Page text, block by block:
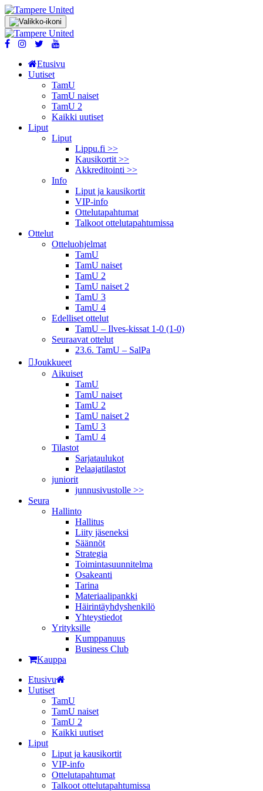
Etusivu
Uutiset
TamU
TamU naiset
TamU 2
Kaikki uutiset
Liput
Liput
Lippu.fi >>
Kausikortit >>
Akkreditointi >>
Info
Liput ja kausikortit
VIP-info
Ottelutapahtumat
Talkoot ottelu­tapahtumissa
Ottelut
Otteluohjelmat
TamU
TamU naiset
TamU 2
TamU naiset 2
TamU 3
TamU 4
Edelliset ottelut
TamU – Ilves-kissat 1-0 (1-0)
Seuraavat ottelut
23.6. TamU – SalPa
Joukkueet
Aikuiset
TamU
TamU naiset
TamU 2
TamU naiset 2
TamU 3
TamU 4
Tilastot
Sarjataulukot
Pelaajatilastot
juniorit
junnusivustolle >>
Seura
Hallinto
Hallitus
Liity jäseneksi
Säännöt
Strategia
Toimintasuunnitelma
Osakeanti
Tarina
Materiaalipankki
Häirintä­yhdyshenkilö
Yhteystiedot
Yrityksille
Kumppanuus
Business Club
Kauppa
Etusivu
Uutiset
TamU
TamU naiset
TamU 2
Kaikki uutiset
Liput
Liput ja kausikortit
VIP-info
Ottelutapahtumat
Talkoot ottelutapahtumissa